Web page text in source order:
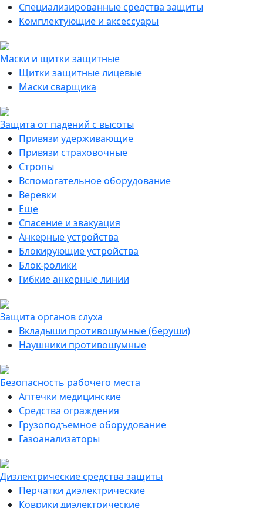
Специализированные средства защиты
Комплектующие и аксессуары
Маски и щитки защитные
Щитки защитные лицевые
Маски сварщика
Защита от падений с высоты
Привязи удерживающие
Привязи страховочные
Стропы
Вспомогательное оборудование
Веревки
Еще
Спасение и эвакуация
Анкерные устройства
Блокирующие устройства
Блок-ролики
Гибкие анкерные линии
Защита органов слуха
Вкладыши противошумные (беруши)
Наушники противошумные
Безопасность рабочего места
Аптечки медицинские
Средства ограждения
Грузоподъемное оборудование
Газоанализаторы
Диэлектрические средства защиты
Перчатки диэлектрические
Коврики диэлектрические